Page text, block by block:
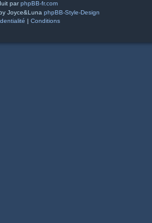
parphpBB-fr.com
Joyce&Luna phpBB-Style-Design
| Conditions